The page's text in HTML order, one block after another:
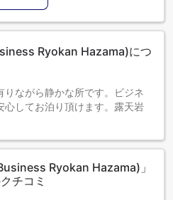
Ryokan Hazama)につ
りながら静かな所です。ビジネ
心してお泊り頂けます。露天岩
Ryokan Hazama)」
チコミ